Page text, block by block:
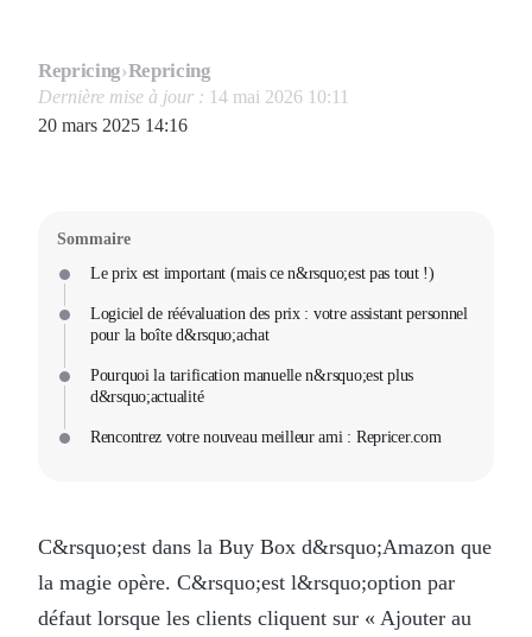
Repricing›Repricing
Dernière mise à jour : 14 mai 2026 10:11
20 mars 2025 14:16
Sommaire
Le prix est important (mais ce n&rsquo;est pas tout !)
Logiciel de réévaluation des prix : votre assistant personnel
pour la boîte d&rsquo;achat
Pourquoi la tarification manuelle n&rsquo;est plus
d&rsquo;actualité
Rencontrez votre nouveau meilleur ami : Repricer.com
C&rsquo;est dans la Buy Box d&rsquo;Amazon que
la magie opère. C&rsquo;est l&rsquo;option par
défaut lorsque les clients cliquent sur « Ajouter au